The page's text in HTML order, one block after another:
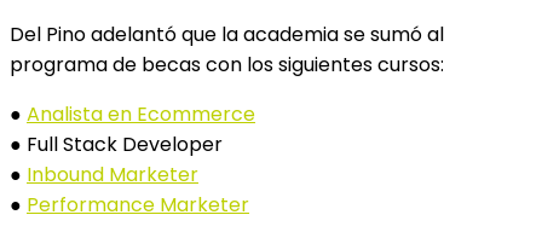
Del Pino adelantó que la academia se sumó al
programa de becas con los siguientes cursos:
● Analista en Ecommerce
● Full Stack Developer
● Inbound Marketer
● Performance Marketer